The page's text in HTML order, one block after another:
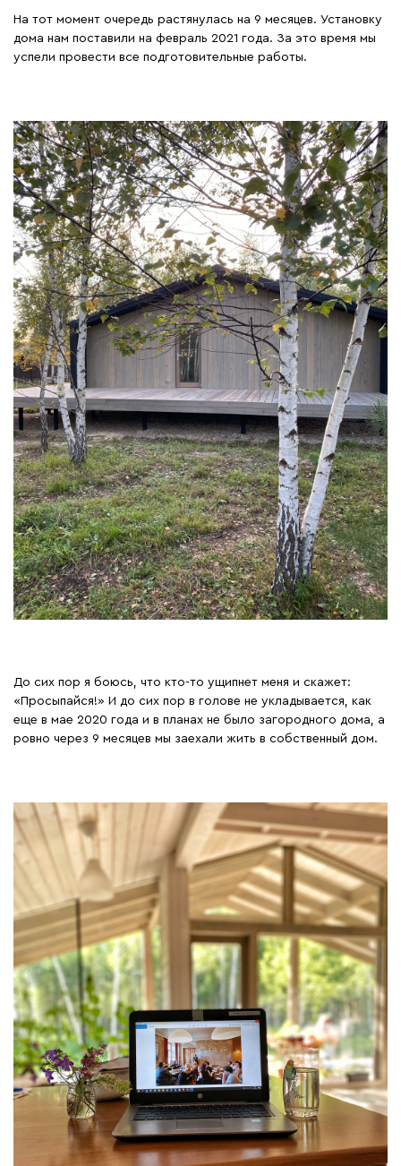
На тот момент очередь растянулась на 9 месяцев. Установку
дома нам поставили на февраль 2021 года. За это время мы
успели провести все подготовительные работы.
До сих пор я боюсь, что кто-то ущипнет меня и скажет:
«Просыпайся!» И до сих пор в голове не укладывается, как
еще в мае 2020 года и в планах не было загородного дома, а
ровно через 9 месяцев мы заехали жить в собственный дом.